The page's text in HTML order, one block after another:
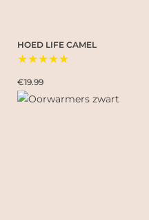
HOED LIFE CAMEL
★★★★★
€19.99